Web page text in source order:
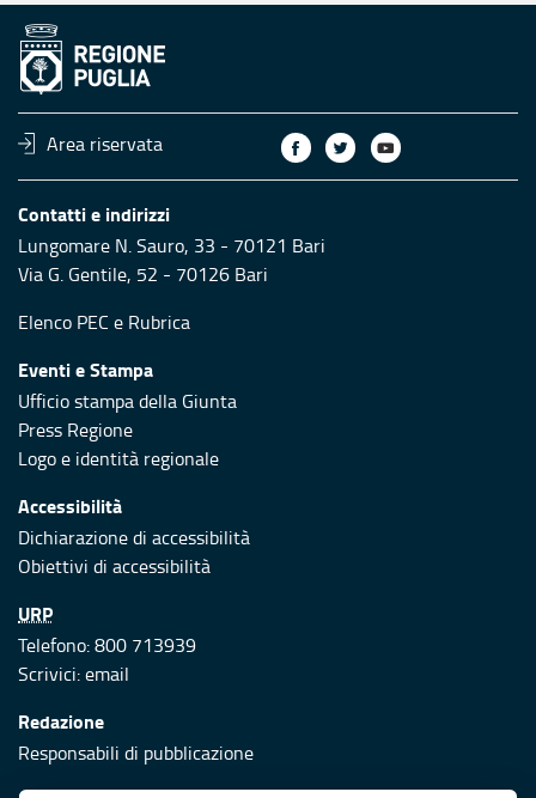
Area riservata
Contatti e indirizzi
Lungomare N. Sauro, 33 - 70121 Bari
Via G. Gentile, 52 - 70126 Bari
Elenco PEC e Rubrica
Eventi e Stampa
Ufficio stampa della Giunta
Press Regione
Logo e identità regionale
Accessibilità
Dichiarazione di accessibilità
Obiettivi di accessibilità
URP
Telefono: 800 713939
Scrivici:email
Redazione
Responsabili di pubblicazione